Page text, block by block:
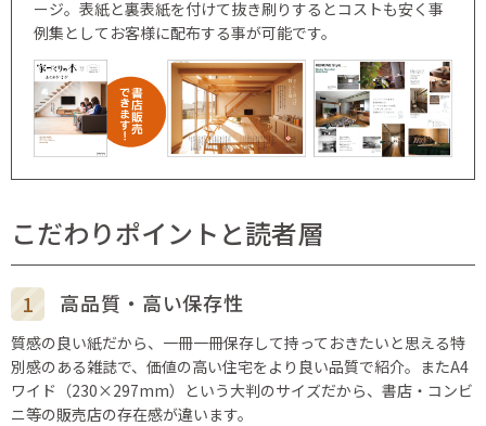
ージ。表紙と裏表紙を付けて抜き刷りするとコストも安く事
例集としてお客様に配布する事が可能です。
こだわりポイントと読者層
高品質・高い保存性
質感の良い紙だから、一冊一冊保存して持っておきたいと思える特
別感のある雑誌で、価値の高い住宅をより良い品質で紹介。またA4
ワイド（230×297mm）という大判のサイズだから、書店・コンビ
ニ等の販売店の存在感が違います。